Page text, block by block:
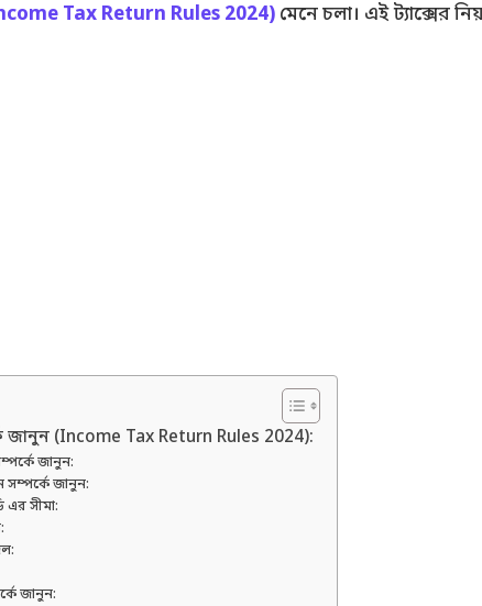
Tax Return Rules 2024) মেনে চলা। এই ট্যাক্সের
জানুন (Income Tax Return Rules 2024):
জানুন:
সম্পর্কে জানুন:
এর সীমা:
জানুন: